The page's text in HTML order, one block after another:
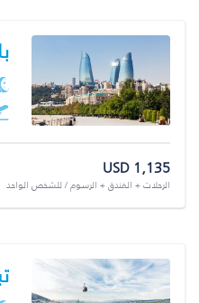
USD 1,135
الرحلات + الفندق + الرسوم / للشخص الواحد